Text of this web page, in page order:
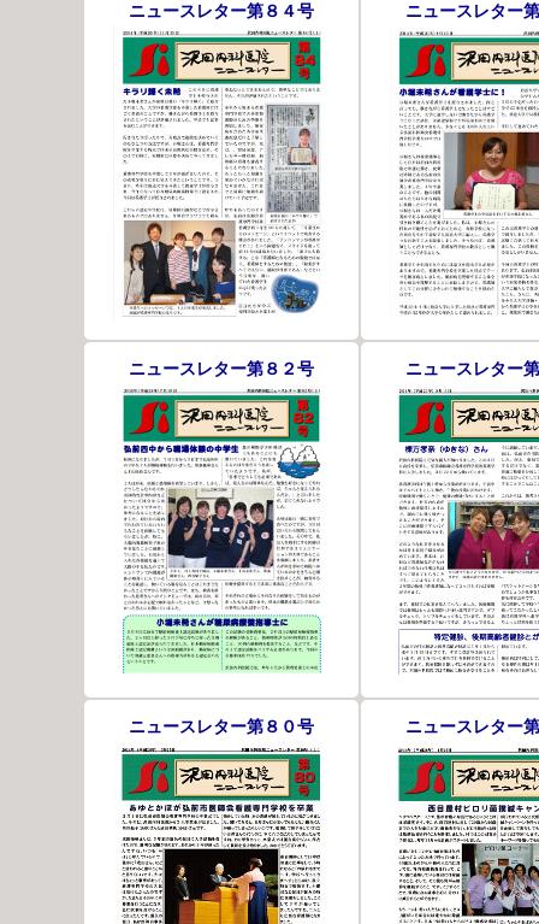
ニュースレター第８４号 ニュースレター
ニュースレター第８２号 ニュースレター
ニュースレター第８０号 ニュースレター